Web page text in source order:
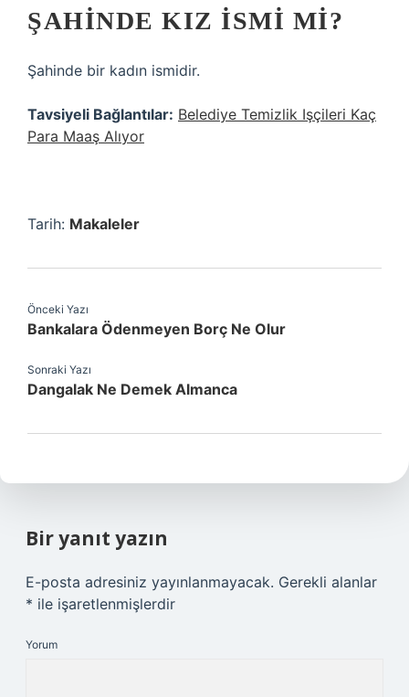
ŞAHINDE KIZ ISMI MI?
Şahinde bir kadın ismidir.
Tavsiyeli Bağlantılar: Belediye Temizlik Işçileri Kaç
Para Maaş Alıyor
Tarih: Makaleler
Önceki Yazı
Bankalara Ödenmeyen Borç Ne Olur
Sonraki Yazı
Dangalak Ne Demek Almanca
Bir yanıt yazın
E-posta adresiniz yayınlanmayacak. Gerekli alanlar
* ile işaretlenmişlerdir
Yorum